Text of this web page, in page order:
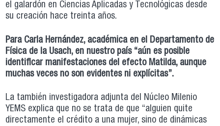
el galardón en Ciencias Aplicadas y Tecnológicas desde
su creación hace treinta años.
Para Carla Hernández, académica en el Departamento de
Física de la Usach, en nuestro país “aún es posible
identificar manifestaciones del efecto Matilda, aunque
muchas veces no son evidentes ni explícitas”.
La también investigadora adjunta del Núcleo Milenio
YEMS explica que no se trata de que “alguien quite
directamente el crédito a una mujer, sino de dinámicas